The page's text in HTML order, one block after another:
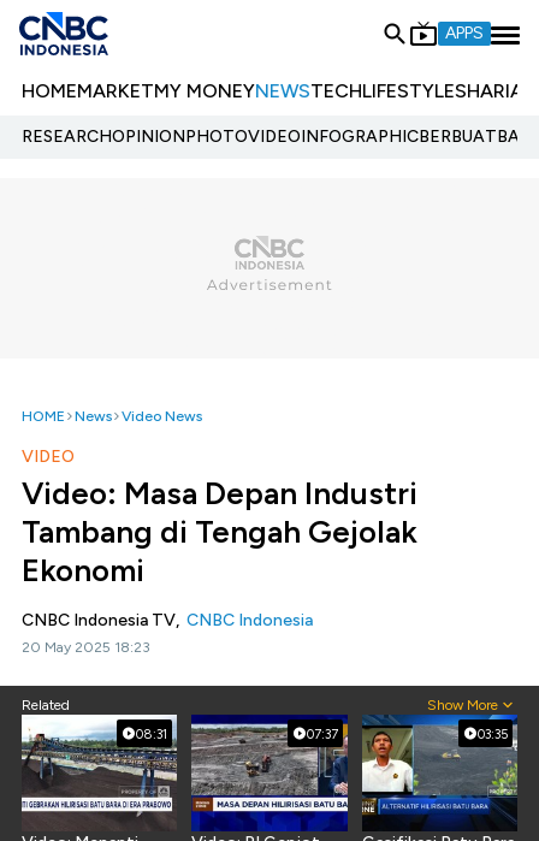
APPS
HOMEMARKETMY MONEYNEWSTECHLIFESTYLESHARIA
RESEARCHOPINIONPHOTOVIDEOINFOGRAPHIC
HOME News Video News
VIDEO
Video: Masa Depan Industri
Tambang di Tengah Gejolak
Ekonomi
CNBC Indonesia TV, CNBC Indonesia
20 May 2025 18:23
Related Show More
08:31 07:37 03:35